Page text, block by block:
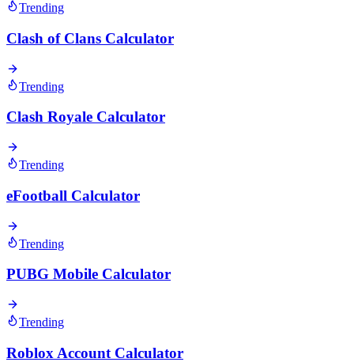
Trending
Clash of Clans Calculator
Trending
Clash Royale Calculator
Trending
eFootball Calculator
Trending
PUBG Mobile Calculator
Trending
Roblox Account Calculator